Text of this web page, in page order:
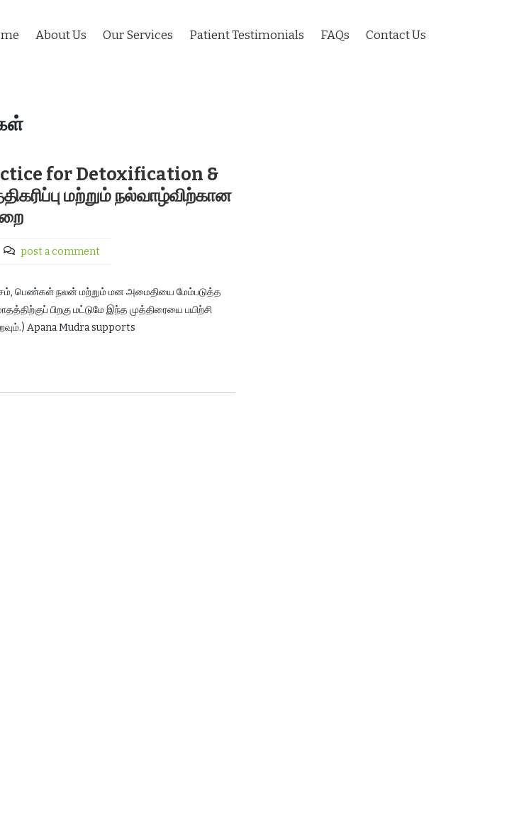
About Us Our Services Patient Testimonials FAQs Contact Us
for Detoxification &
மற்றும் நல்வாழ்விற்கான
post a comment
பெண்கள் நலன் மற்றும் மன அமைதியை மேம்படுத்த
பிறகு மட்டுமே இந்த முத்திரையை பயிற்சி
Apana Mudra supports